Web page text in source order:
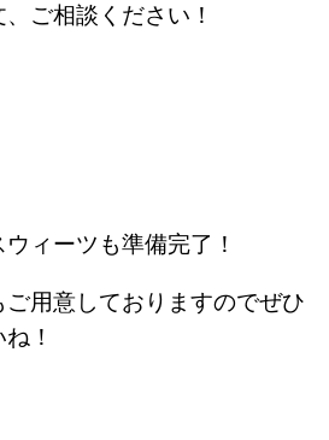
ご相談ください！
ィーツも準備完了！
用意しておりますのでぜひ
！